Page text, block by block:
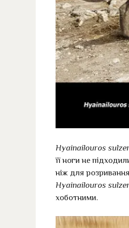
Hyainailouros
її ноги не
ніж для
Hyainailouros
хоботними.